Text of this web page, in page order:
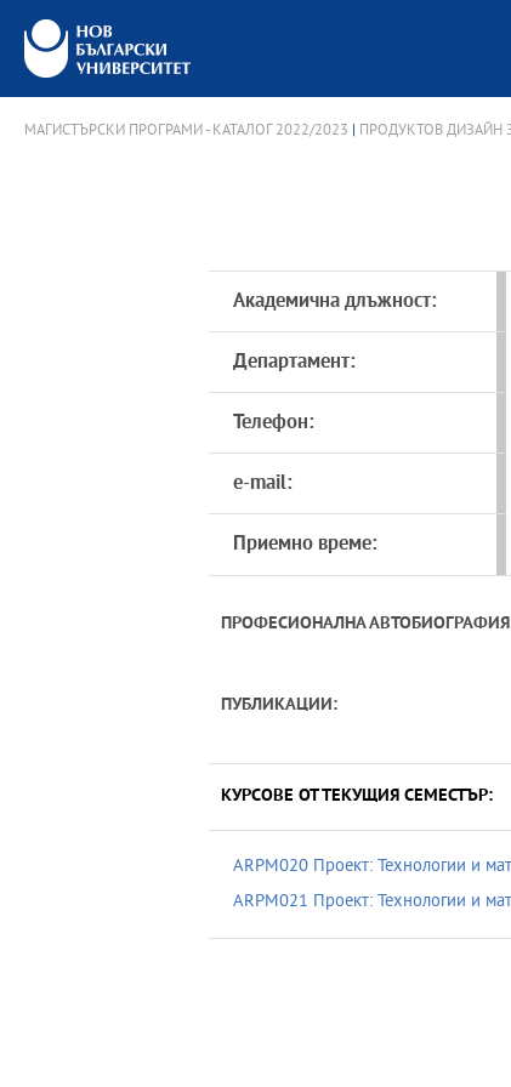
МАГИСТЪРСКИ ПРОГРАМИ - КАТАЛОГ 2022/2023 ПРОДУКТОВ ДИЗАЙН
Академична длъжност:
Департамент:
Телефон:
e-mail:
Приемно време:
ПРОФЕСИОНАЛНА
ПУБЛИКАЦИИ:
КУРСОВЕ ОТ ТЕКУЩИЯ СЕМЕСТЪР:
ARPM020 Проект: Технологии и
ARPM021 Проект: Технологии и